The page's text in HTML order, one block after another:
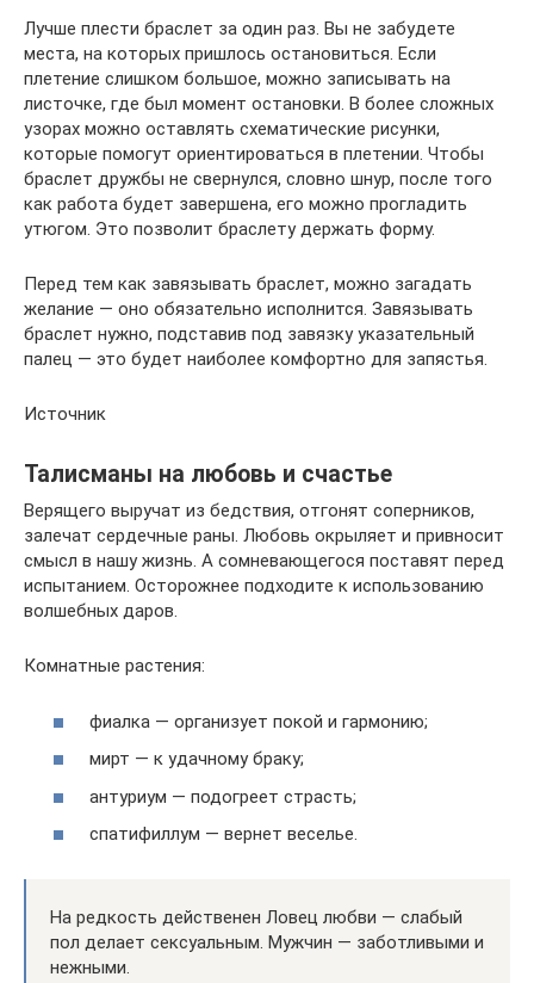
Лучше плести браслет за один раз. Вы не забудете
места, на которых пришлось остановиться. Если
плетение слишком большое, можно записывать на
листочке, где был момент остановки. В более сложных
узорах можно оставлять схематические рисунки,
которые помогут ориентироваться в плетении. Чтобы
браслет дружбы не свернулся, словно шнур, после того
как работа будет завершена, его можно прогладить
утюгом. Это позволит браслету держать форму.
Перед тем как завязывать браслет, можно загадать
желание — оно обязательно исполнится. Завязывать
браслет нужно, подставив под завязку указательный
палец — это будет наиболее комфортно для запястья.
Источник
Талисманы на любовь и счастье
Верящего выручат из бедствия, отгонят соперников,
залечат сердечные раны. Любовь окрыляет и привносит
смысл в нашу жизнь. А сомневающегося поставят перед
испытанием. Осторожнее подходите к использованию
волшебных даров.
Комнатные растения:
фиалка — организует покой и гармонию;
мирт — к удачному браку;
антуриум — подогреет страсть;
спатифиллум — вернет веселье.
На редкость действенен Ловец любви — слабый
пол делает сексуальным. Мужчин — заботливыми и
нежными.